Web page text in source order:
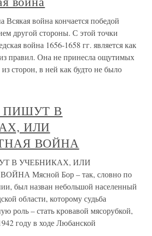
Всякая война кончается победой
другой стороны. С этой точки
война 1656-1658 гг. является как
правил. Она не принесла ощутимых
сторон, в ней как будто не было
ПИШУТ В
ИЛИ
ВОЙНА
В УЧЕБНИКАХ, ИЛИ
Мясной Бор – так, словно по
был назван небольшой населенный
области, которому судьба
роль – стать кровавой мясорубкой,
году в ходе Любанской